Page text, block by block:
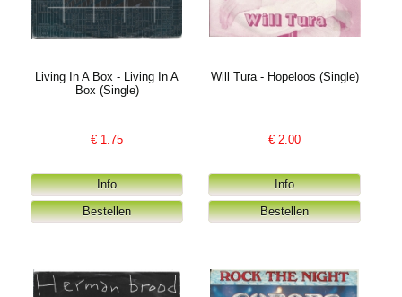
Living In A Box - Living In A
Box (Single)
€ 1.75
Will Tura - Hopeloos (Single)
€ 2.00